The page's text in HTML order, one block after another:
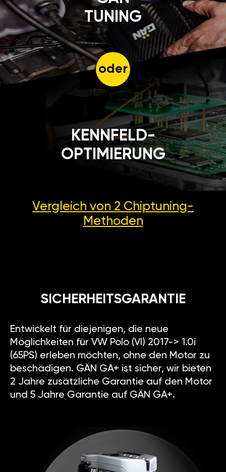
TUNING
oder
KENNFELD-
OPTIMIERUNG
Vergleich von 2 Chiptuning-
Methoden
SICHERHEITSGARANTIE
Entwickelt für diejenigen, die neue
Möglichkeiten für VW Polo (VI) 2017-> 1.0i
(65PS) erleben möchten, ohne den Motor zu
beschädigen. GÄN GA+ ist sicher, wir bieten
2 Jahre zusätzliche Garantie auf den Motor
und 5 Jahre Garantie auf GÄN GA+.